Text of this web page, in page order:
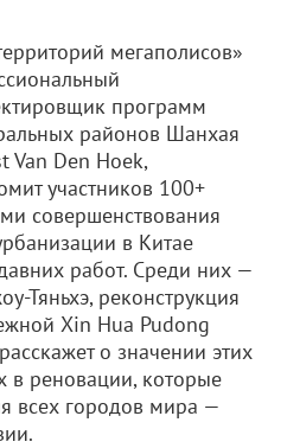
мегаполисов»
программ
районов Шанхая
Van Den Hoek,
участников 100+
совершенствования
в Китае
работ. Среди них —
Тяньхэ, реконструкция
Xin Hua Pudong
о значении этих
в реновации, которые
всех городов мира —